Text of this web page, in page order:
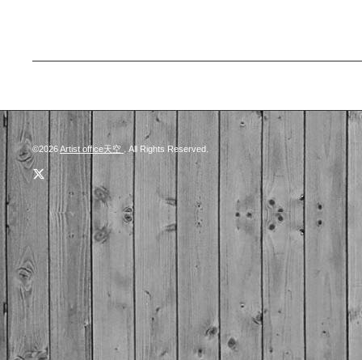
©2026Artist office天空 . All Rights Reserved.